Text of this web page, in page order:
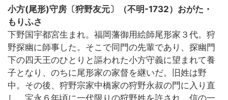
小方(尾形)守房〔狩野友元〕（不明-1732）おがた・
もりふさ
下野国宇都宮生まれ。福岡藩御用絵師尾形家３代。狩
野探幽に師事した。そこで同門の先輩であり、探幽門
下の四天王のひとりと謳われた小方守義に望まれて養
子となり、のちに尾形家の家督を継いだ。旧姓は野
中。その後、狩野宗家中橋家の狩野永叔の門に入り直
し、宝永６年頃に一代限りの狩野姓を許され、信の一